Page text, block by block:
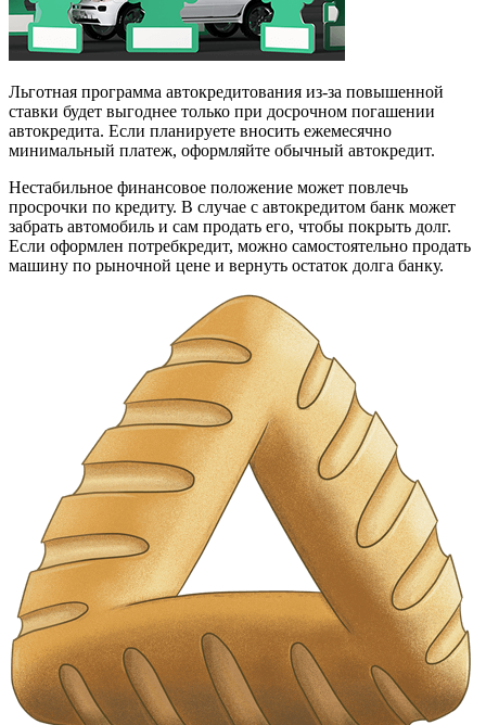
Льготная программа автокредитования из-за повышенной
ставки будет выгоднее только при досрочном погашении
автокредита. Если планируете вносить ежемесячно
минимальный платеж, оформляйте обычный автокредит.
Нестабильное финансовое положение может повлечь
просрочки по кредиту. В случае с автокредитом банк может
забрать автомобиль и сам продать его, чтобы покрыть долг.
Если оформлен потребкредит, можно самостоятельно продать
машину по рыночной цене и вернуть остаток долга банку.